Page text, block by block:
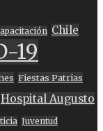
Chile
19
Fiestas Patrias
Hospital Augusto
Juventud